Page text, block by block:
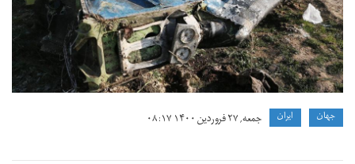
جهان ايران جمعه, ۲۷ فروردین ۱۴۰۰ ۰۸:۱۷